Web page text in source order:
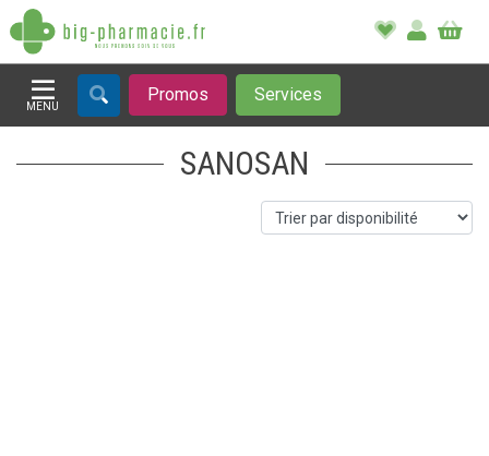
MENU
Afficher la navigation
Promos Services
SANOSAN